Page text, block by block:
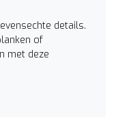
details.
of
met deze